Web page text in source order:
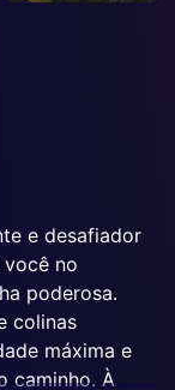
Adventure: City
e desafiador
no
poderosa.
colinas
máxima e
caminho. À